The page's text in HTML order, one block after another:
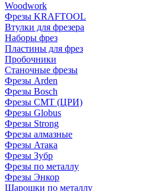
Woodwork
Фрезы KRAFTOOL
Втулки для фрезера
Наборы фрез
Пластины для фрез
Пробочники
Станочные фрезы
Фрезы Arden
Фрезы Bosch
Фрезы CMT (ЦРИ)
Фрезы Globus
Фрезы Strong
Фрезы алмазные
Фрезы Атака
Фрезы Зубр
Фрезы по металлу
Фрезы Энкор
Шарошки по металлу